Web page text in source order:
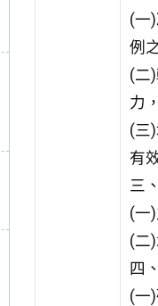
(一
例
(二
力
(三
有
三
(一
(二
四
(一